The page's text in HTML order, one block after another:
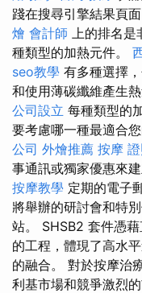
踐在搜尋引擎結果頁面
燴 會計師 上的排名是
種類型的加熱元件。
seo教學 有多種選擇
和使用薄碳纖維產生
公司設立 每種類型的
要考慮哪一種最適合
公司 外燴推薦 按摩
事通訊或獨家優惠來
按摩教學 定期的電子
將舉辦的研討會和特
站。 SHSB2 套件憑
的工程，體現了高水
的融合。 對於按摩治
利基市場和競爭激烈